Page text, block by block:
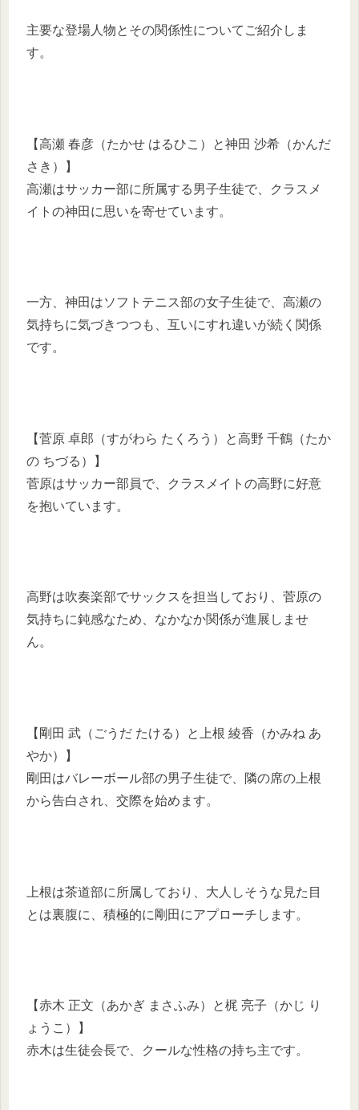
主要な登場人物とその関係性についてご紹介しま
す。
【高瀬 春彦（たかせ はるひこ）と神田 沙希（かんだ
さき）】
高瀬はサッカー部に所属する男子生徒で、クラスメ
イトの神田に思いを寄せています。
一方、神田はソフトテニス部の女子生徒で、高瀬の
気持ちに気づきつつも、互いにすれ違いが続く関係
です。
【菅原 卓郎（すがわら たくろう）と高野 千鶴（たか
の ちづる）】
菅原はサッカー部員で、クラスメイトの高野に好意
を抱いています。
高野は吹奏楽部でサックスを担当しており、菅原の
気持ちに鈍感なため、なかなか関係が進展しませ
ん。
【剛田 武（ごうだ たける）と上根 綾香（かみね あ
やか）】
剛田はバレーボール部の男子生徒で、隣の席の上根
から告白され、交際を始めます。
上根は茶道部に所属しており、大人しそうな見た目
とは裏腹に、積極的に剛田にアプローチします。
【赤木 正文（あかぎ まさふみ）と梶 亮子（かじ り
ょうこ）】
赤木は生徒会長で、クールな性格の持ち主です。